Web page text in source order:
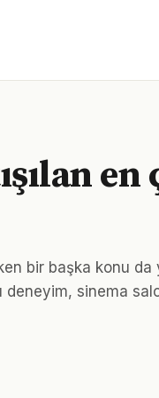
en
bir başka konu da
sinema